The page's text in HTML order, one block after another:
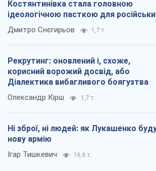
Костянтинівка стала головною
ідеологічною пасткою для
окупантів
Дмитро Снєгирьов 1,7 т.
Рекрутинг: оновлений і, схоже,
корисний ворожий досвід, або
Діалектика вибагливого боягузтва
Олександр Кірш 1,7 т.
Ні зброї, ні людей: як Лукашенко
нову армію
Ігар Тишкевич 16,6 т.